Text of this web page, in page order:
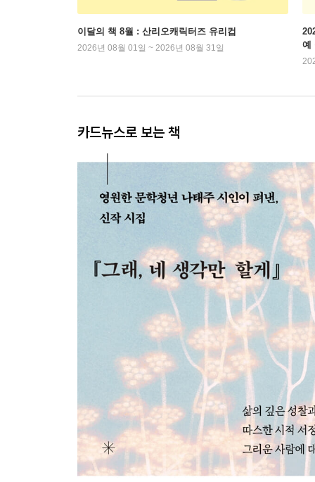
이달의 책 8월 : 산리오캐릭터즈 유리컵
2026년 08월 01일 ~ 2026년 08월 31일
예
카드뉴스로 보는 책